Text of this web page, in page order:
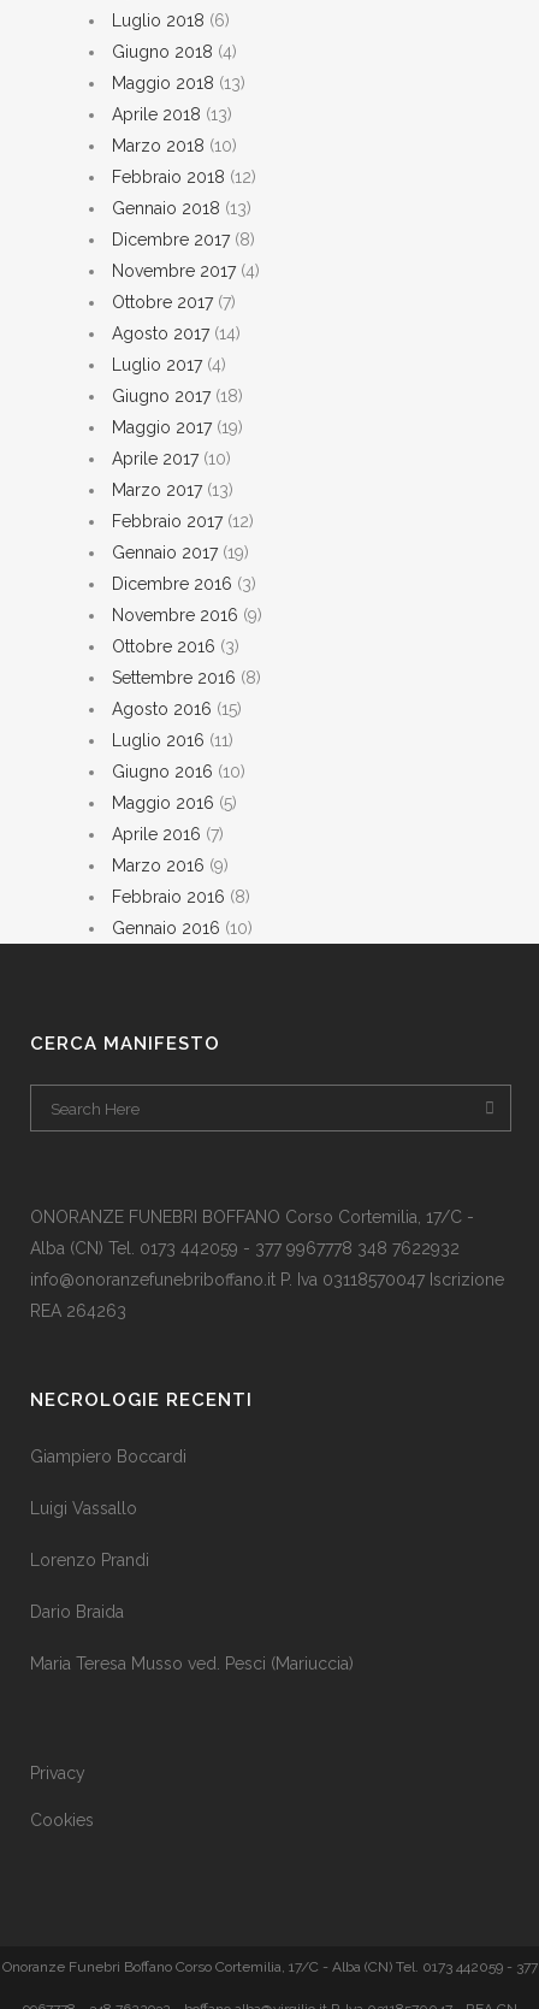
Luglio 2018 (6)
Giugno 2018 (4)
Maggio 2018 (13)
Aprile 2018 (13)
Marzo 2018 (10)
Febbraio 2018 (12)
Gennaio 2018 (13)
Dicembre 2017(8)
Novembre 2017(4)
Ottobre 2017(7)
Agosto 2017(14)
Luglio 2017(4)
Giugno 2017(18)
Maggio 2017(19)
Aprile 2017(10)
Marzo 2017(13)
Febbraio 2017(12)
Gennaio 2017(19)
Dicembre 2016 (3)
Novembre 2016 (9)
Ottobre 2016 (3)
Settembre 2016 (8)
Agosto 2016 (15)
Luglio 2016 (11)
Giugno 2016 (10)
Maggio 2016 (5)
Aprile 2016 (7)
Marzo 2016 (9)
Febbraio 2016 (8)
Gennaio 2016 (10)
CERCA MANIFESTO
ONORANZE FUNEBRI BOFFANO Corso Cortemilia, 17/C -
Alba (CN) Tel. 0173 442059 - 377 9967778 348 7622932
info@onoranzefunebriboffano.it P. Iva 03118570047 Iscrizione
REA 264263
NECROLOGIE RECENTI
Giampiero Boccardi
Luigi Vassallo
Lorenzo Prandi
Dario Braida
Maria Teresa Musso ved. Pesci (Mariuccia)
Privacy
Cookies
Onoranze Funebri Boffano Corso Cortemilia, 17/C - Alba (CN) Tel. 0173 442059 - 377